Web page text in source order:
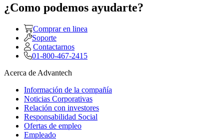
¿Como podemos ayudarte?
Comprar en linea
Soporte
Contactarnos
01-800-467-2415
Acerca de Advantech
Información de la compañía
Noticias Corporativas
Relación con investores
Responsabilidad Social
Ofertas de empleo
Empleado